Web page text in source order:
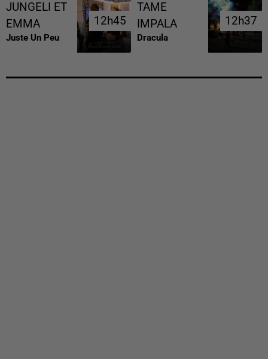
JUNGELI ET
EMMA
Juste Un Peu
12h45
12h45
TAME
IMPALA
Dracula
12h37
12h37